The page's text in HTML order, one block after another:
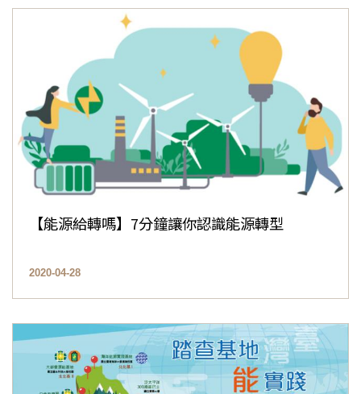
【能源給轉嗎】7分鐘讓你認識能源轉型
2020-04-28